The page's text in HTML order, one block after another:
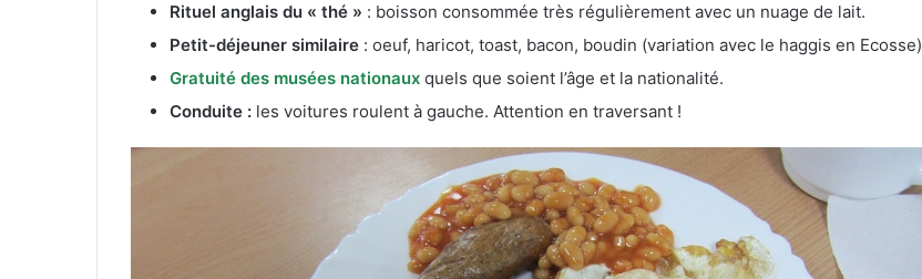
Rituel anglais du « thé » : boisson consommée très régulièrement avec un nuage de lait.
Petit-déjeuner similaire : oeuf, haricot, toast, bacon, boudin (variation avec le haggis en Ecosse)
Gratuité des musées nationaux quels que soient l’âge et la nationalité.
Conduite : les voitures roulent à gauche. Attention en traversant !